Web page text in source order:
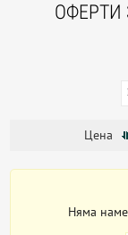
ОФЕРТИ
Цена
Няма